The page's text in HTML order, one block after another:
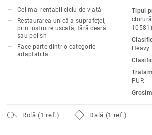
pe piață. Nu este nevoie de lustruire
curățare uscată este suficientă pentru
original al suprafeței. Colecția iQ
design, de la gri și bej neutru până la
verde.
Cel mai rentabil ciclu de viață
Restaurarea unică a suprafeței,
prin lustruire uscată, fără ceară
sau polish
Face parte dintr-o categorie
adaptabilă
Tipul
10581)
Heavy
PUR
Rolă (1 ref.) Dală (1 ref.)